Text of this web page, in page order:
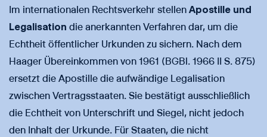
Im internationalen Rechtsverkehr stellen Apostille und
Legalisation die anerkannten Verfahren dar, um die
Echtheit öffentlicher Urkunden zu sichern. Nach dem
Haager Übereinkommen von 1961 (BGBl. 1966 II S. 875)
ersetzt die Apostille die aufwändige Legalisation
zwischen Vertragsstaaten. Sie bestätigt ausschließlich
die Echtheit von Unterschrift und Siegel, nicht jedoch
den Inhalt der Urkunde. Für Staaten, die nicht